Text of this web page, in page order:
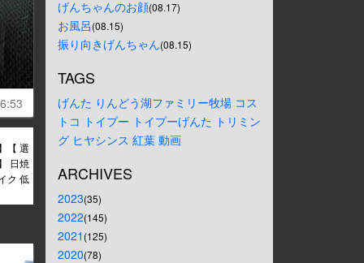
【 選
日焼
ク 低
げんちゃんのお顔(08.17)
お風呂(08.15)
振り向きげんちゃん(08.15)
TAGS
げんた りんどう湖ファミリー牧場 コス
トコ トイプー トイプーげんた トリミン
グ ヒヤシンス 紅葉 動画
ARCHIVES
2023(35)
2022(145)
2021 (125)
2020(78)